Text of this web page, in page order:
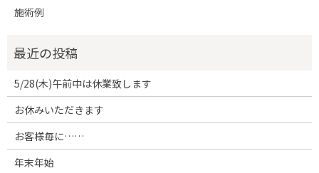
施術例
5/28(木)午前中は休業致します
お休みいただきます
お客様毎に……
年末年始